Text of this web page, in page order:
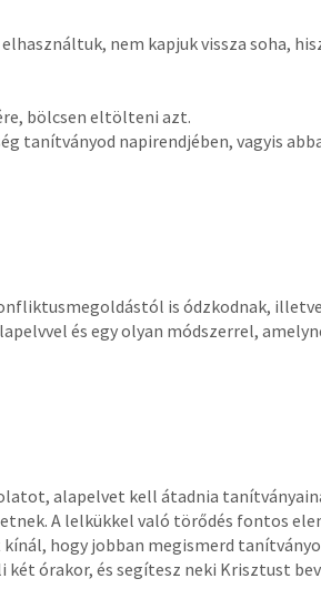
nem kapjuk vissza soha,
bölcsen eltölteni azt.
tanítványod napirendjében, vagyis
is ódzkodnak,
és egy olyan módszerrel,
alapelvet kell átadnia
A lelkükkel való törődés fontos
hogy jobban megismerd
órakor, és segítesz neki Krisztust